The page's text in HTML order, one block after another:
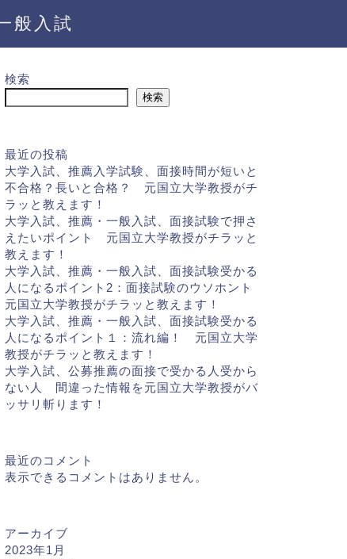
般入試
検索
検索
最近の投稿
大学入試、推薦入学試験、面接時間が短いと
不合格？長いと合格？ 元国立大学教授がチ
ラッと教えます！
大学入試、推薦・一般入試、面接試験で押さ
えたいポイント 元国立大学教授がチラッと
教えます！
大学入試、推薦・一般入試、面接試験受かる
人になるポイント2：面接試験のウソホント
元国立大学教授がチラッと教えます！
大学入試、推薦・一般入試、面接試験受かる
人になるポイント１：流れ編！ 元国立大学
教授がチラッと教えます！
大学入試、公募推薦の面接で受かる人受から
ない人 間違った情報を元国立大学教授がバ
ッサリ斬ります！
最近のコメント
表示できるコメントはありません。
アーカイブ
2023年1月